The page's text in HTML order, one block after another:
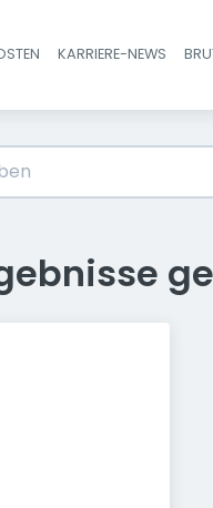
Navigation
KARRIERE-NEWS